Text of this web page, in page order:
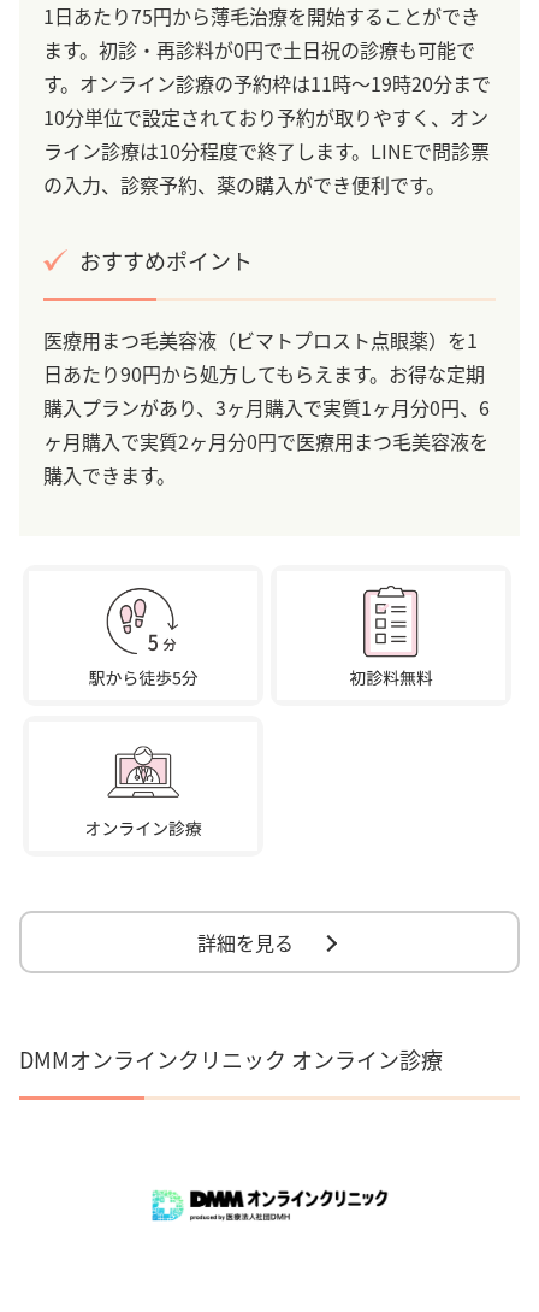
1日あたり75円から薄毛治療を開始することができ
ます。初診・再診料が0円で土日祝の診療も可能で
す。オンライン診療の予約枠は11時～19時20分まで
10分単位で設定されており予約が取りやすく、オン
ライン診療は10分程度で終了します。LINEで問診票
の入力、診察予約、薬の購入ができ便利です。
おすすめポイント
医療用まつ毛美容液（ビマトプロスト点眼薬）を1
日あたり90円から処方してもらえます。お得な定期
購入プランがあり、3ヶ月購入で実質1ヶ月分0円、6
ヶ月購入で実質2ヶ月分0円で医療用まつ毛美容液を
購入できます。
詳細を見る
DMMオンラインクリニック オンライン診療